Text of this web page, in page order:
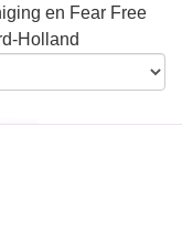
en Fear Free
Holland